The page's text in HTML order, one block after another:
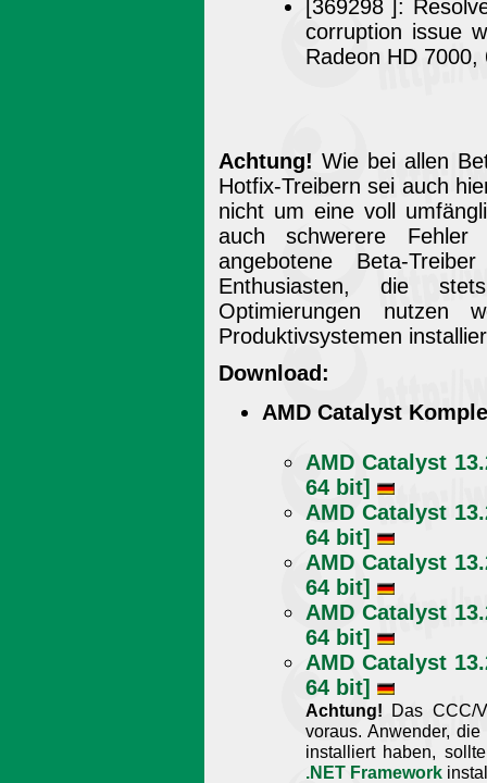
[369298 ]:
corruption issue
Radeon HD
Achtung! Wie bei allen
Hotfix-Treibern sei auch
nicht um eine voll
auch schwerere
angebotene Beta-
Enthusiasten, die
Optimierungen
Produktivsystemen
Download:
AMD Catalyst
AMD Catalyst
64 bit]
AMD Catalyst
64 bit]
AMD Catalyst
64 bit]
AMD Catalyst
64 bit]
AMD Catalyst
64 bit]
Achtung! Das CCC/
voraus. Anwender,
installiert haben,
.NET Framework